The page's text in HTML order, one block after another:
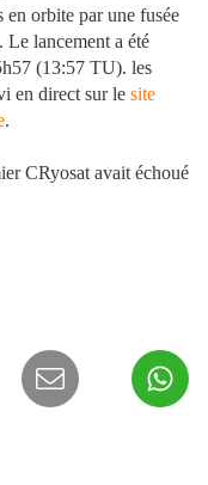
en orbite par une fusée
lancement a été
(13:57 TU). les
en direct sur le site
.
CRyosat avait échoué